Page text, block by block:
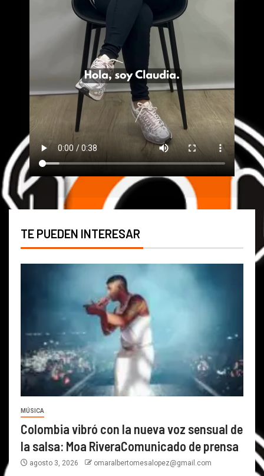
TE PUEDEN INTERESAR
MÚSICA
Colombia vibró con la nueva voz sensual de
la salsa: Moa RiveraComunicado de prensa
agosto 3, 2026 omaralbertomesalopez@gmail.com